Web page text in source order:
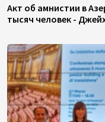
Акт об амнистии в
тысяч человек -